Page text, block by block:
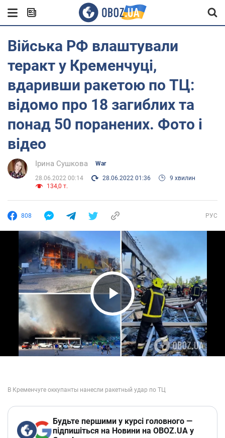
Війська РФ влаштували
теракт у Кременчуці,
вдаривши ракетою по ТЦ:
відомо про 18 загиблих та
понад 50 поранених. Фото і
відео
Ірина Сушкова War
28.06.2022 00:14 28.06.2022 01:36
9 хвилин
134,0 т.
808 РУС
Play Video
Будьте першими у курсі головного —
підпишіться на Новини на OBOZ.UA у